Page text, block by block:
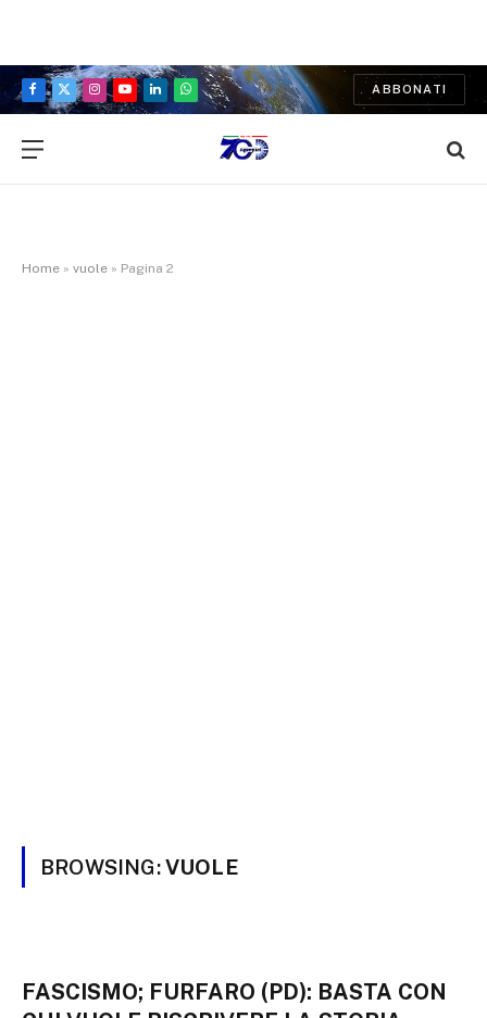
Facebook
X
Instagram
YouTubeLinkedInWhatsApp
ABBONATI
Home » vuole » Pagina 2
BROWSING:VUOLE
FASCISMO; FURFARO (PD): BASTA CON